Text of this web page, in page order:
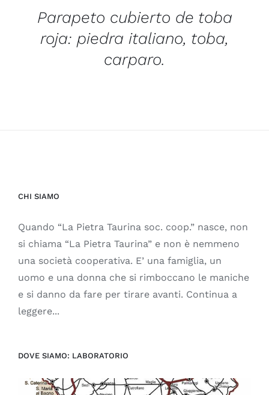
Parapeto cubierto de toba
roja: piedra italiano, toba,
carparo.
CHI SIAMO
Quando “La Pietra Taurina soc. coop.” nasce, non
si chiama “La Pietra Taurina” e non è nemmeno
una società cooperativa. E’ una famiglia, un
uomo e una donna che si rimboccano le maniche
e si danno da fare per tirare avanti. Continua a
leggere...
DOVE SIAMO: LABORATORIO